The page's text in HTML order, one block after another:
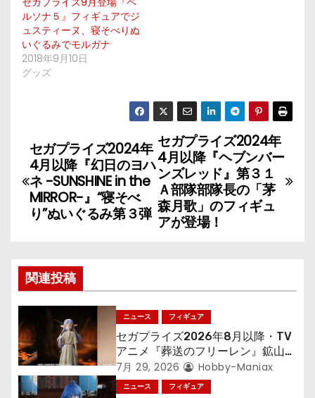
ルソナ５』フィギュアでジ
ュスティーヌ、寝そべりぬ
いぐるみでモルガナ
2018年9月10日
グッズ
投
稿
ナ
ゲ
ー
シ
ョ
ン
セガプライズ2024年
4月以降『ヘブンバー
ンズレッド』第３１
Ａ部隊部隊長の「茅
森月歌」のフィギュ
アが登場！
セガプライズ2024年
4月以降『幻日のヨハ
ネ -SUNSHINE in the
MIRROR-』“寝そべ
り”ぬいぐるみ第３弾
関連投稿
ニュース フィギュア
セガプライズ2026年8月以降・TV
アニメ『葬送のフリーレン』鉱山で
300年働くことになっっちゃった
「フリーレン」を立体化！
7月 29, 2026 Hobby-Maniax
ニュース フィギュア